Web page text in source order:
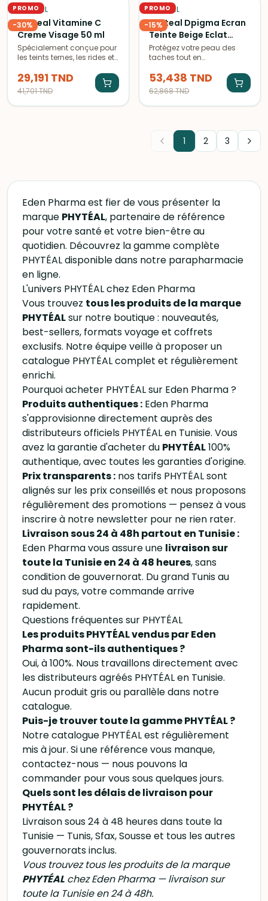
vieillissement prématuré,
les taches pigmentaires et
la perte d’éclat.
PROMO
-30%
PHYTÉAL
Phyteal Vitamine C
Creme Visage 50 ml
Spécialement conçue pour
les teints ternes, les rides et
la Crème Visage Phytéal
Vitamine C est un soin
complet qui unifie, lisse et
illumine visiblement la
29,191 TND
41,701TND
PROMO
-15%
PHYTÉAL
Phyteal Dpigma Ecran
Teinte Beige Eclat
Spf50+eau Micellaire a
L'Aloe Vera 150 ml
(Offerte)
Protégez votre peau des
taches tout en
teinté beige éclat SPF50+
de Phyteal. Complétez votre
routine avec l'eau
micellaire à l'aloe vera.
53,438 TND
62,868TND
1 2 3
Eden Pharma est fier de vous présenter la
marque PHYTÉAL, partenaire de référence
pour votre santé et votre bien-être au
quotidien. Découvrez la gamme complète
PHYTÉAL disponible dans notre parapharmacie
en ligne.
L'univers PHYTÉAL chez Eden Pharma
Vous trouvez tous les produits de la marque
PHYTÉALsur notre boutique : nouveautés,
best-sellers, formats voyage et coffrets
exclusifs. Notre équipe veille à proposer un
catalogue PHYTÉAL complet et régulièrement
enrichi.
Pourquoi acheter PHYTÉAL sur Eden Pharma ?
Produits authentiques : Eden Pharma
s'approvisionne directement auprès des
distributeurs officiels PHYTÉAL en Tunisie. Vous
avez la garantie d'acheter du PHYTÉAL100%
authentique, avec toutes les garanties d'origine.
Prix transparents : nos tarifs PHYTÉAL sont
alignés sur les prix conseillés et nous proposons
régulièrement des promotions — pensez à vous
inscrire à notre newsletter pour ne rien rater.
Livraison sous 24 à 48h partout en Tunisie :
Eden Pharma vous assure une livraison sur
toute la Tunisie en 24 à 48 heures, sans
condition de gouvernorat. Du grand Tunis au
sud du pays, votre commande arrive
rapidement.
Questions fréquentes sur PHYTÉAL
Les produits PHYTÉAL vendus par Eden
Pharma sont-ils authentiques ?
Oui, à 100%. Nous travaillons directement avec
les distributeurs agréés PHYTÉAL en Tunisie.
Aucun produit gris ou parallèle dans notre
catalogue.
Puis-je trouver toute la gamme PHYTÉAL ?
Notre catalogue PHYTÉAL est régulièrement
mis à jour. Si une référence vous manque,
contactez-nous — nous pouvons la
commander pour vous sous quelques jours.
Quels sont les délais de livraison pour
PHYTÉAL ?
Livraison sous 24 à 48 heures dans toute la
Tunisie — Tunis, Sfax, Sousse et tous les autres
gouvernorats inclus.
Vous trouvez tous les produits de la marque
PHYTÉAL chez Eden Pharma — livraison sur
toute la Tunisie en 24 à 48h.